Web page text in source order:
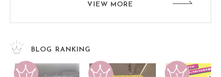
VIEW MORE
BLOG RANKING